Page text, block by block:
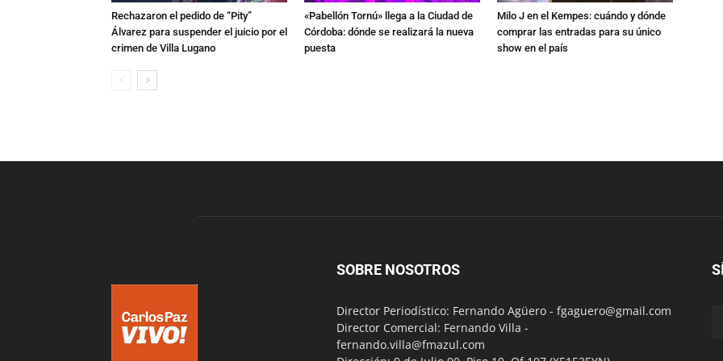
Rechazaron el pedido de “Pity”
Álvarez para suspender el juicio por el
crimen de Villa Lugano
«Pabellón Tornú» llega a la Ciudad de
Córdoba: dónde se realizará la nueva
puesta
Milo J en el Kempes: cuándo y dónde
comprar las entradas para su único
show en el país
SOBRE NOSOTROS
Director Periodístico: Fernando Agüero - fgaguero@gmail.com
Director Comercial: Fernando Villa -
fernando.villa@fmazul.com